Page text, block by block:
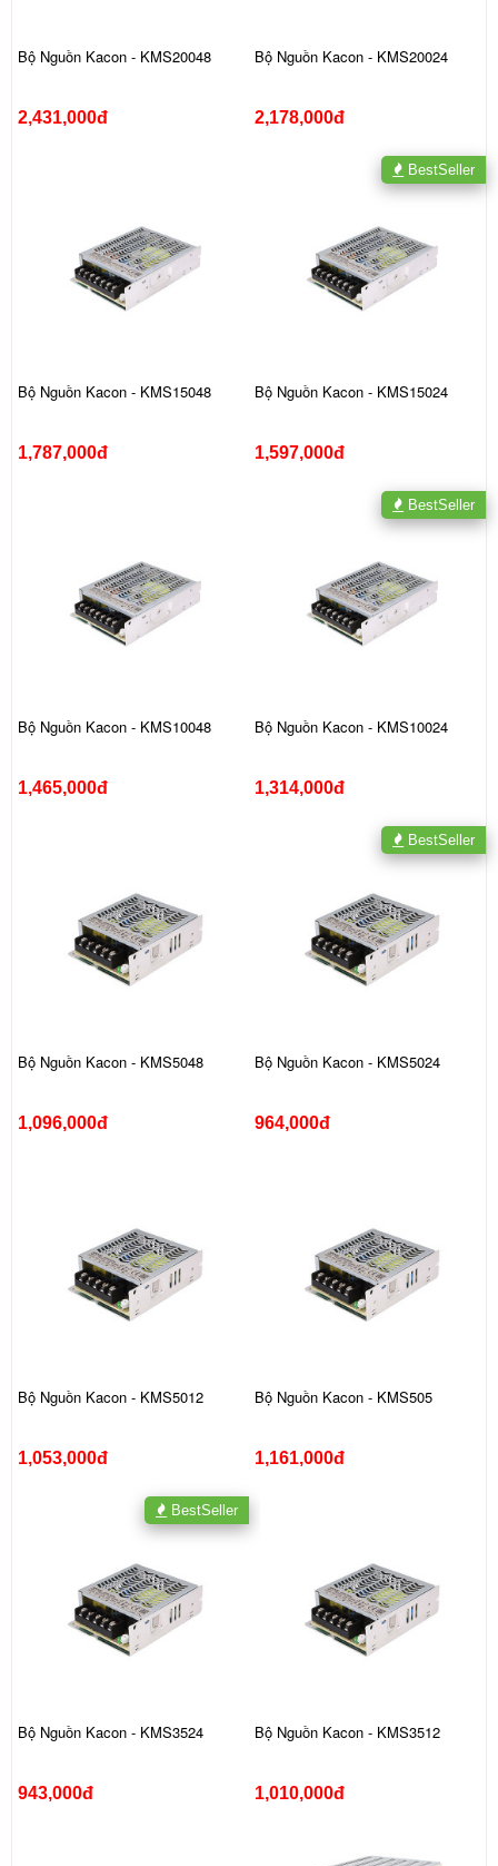
Bộ Nguồn Kacon - KMS20048
2,431,000đ
Bộ Nguồn Kacon - KMS20024
2,178,000đ
Bộ Nguồn Kacon - KMS15048
1,787,000đ
Bộ Nguồn Kacon - KMS15024
1,597,000đ
BestSeller
Bộ Nguồn Kacon - KMS10048
1,465,000đ
Bộ Nguồn Kacon - KMS10024
1,314,000đ
BestSeller
Bộ Nguồn Kacon - KMS5048
1,096,000đ
Bộ Nguồn Kacon - KMS5024
964,000đ
BestSeller
Bộ Nguồn Kacon - KMS5012
1,053,000đ
Bộ Nguồn Kacon - KMS505
1,161,000đ
Bộ Nguồn Kacon - KMS3524
943,000đ
BestSeller
Bộ Nguồn Kacon - KMS3512
1,010,000đ